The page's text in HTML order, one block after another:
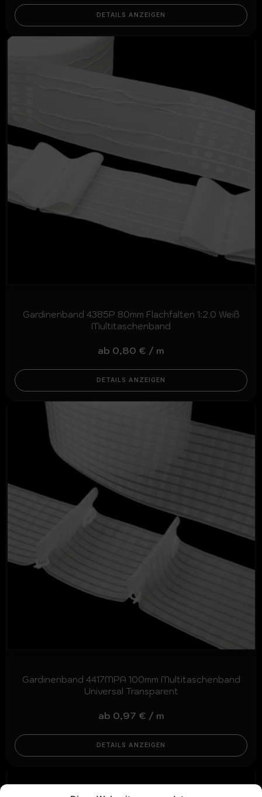
DETAILS ANZEIGEN
Gardinenband 4385P 80mm Flachfalten 1:2.0 Weiß
Multitaschenband
ab 0,80 € / m
DETAILS ANZEIGEN
Gardinenband 4417MPA 100mm Multitaschenband
Universal Transparent
ab 0,97 € / m
DETAILS ANZEIGEN